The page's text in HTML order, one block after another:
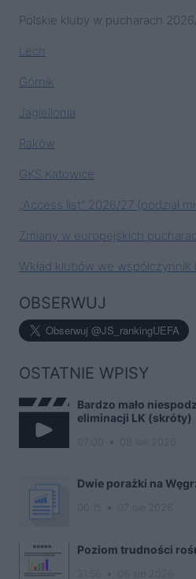
Polskie kluby w pucharach
Lech
Górnik
Jagiellonia
Raków
GKS Katowice
„Access list” 2026/27 (podział
Zmiany w europejskich
Wkład klubów we współczynnik
OBSERWUJ
OSTATNIE WPISY
Bardzo mało
eliminacji LK (skróty)
Dwie porażki na
Poziom trudności